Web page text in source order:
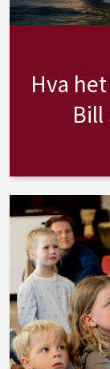
Hva
Bill